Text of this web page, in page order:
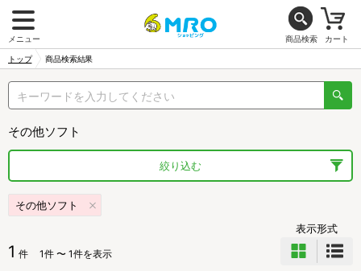
メニュー 商品検索 カート
トップ 商品検索結果
その他ソフト
絞り込む
その他ソフト
1 件 1件 〜 1件を表示
表示形式